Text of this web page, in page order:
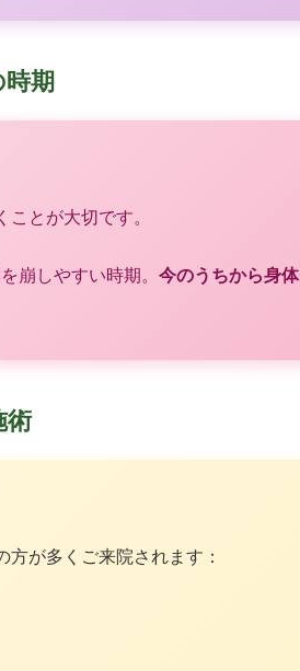
期
とが大切です。
崩しやすい時期。 今のうちから身体
術
が多くご来院されます：